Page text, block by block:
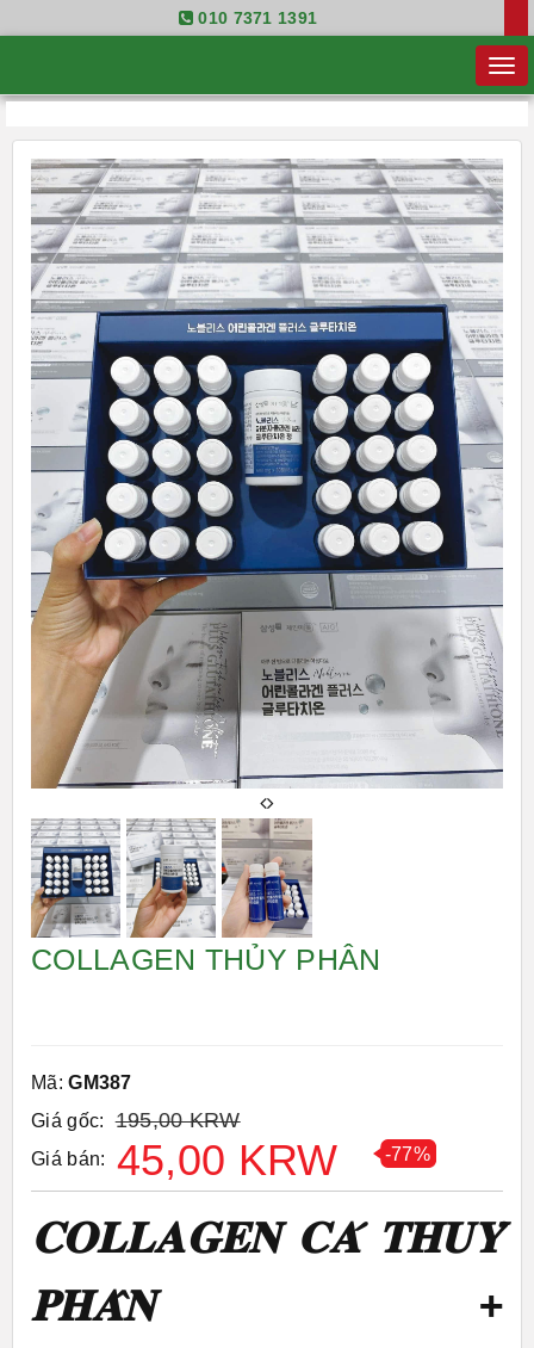
010 7371 1391
COLLAGEN THỦY PHÂN
Mã:GM387
Giá gốc:
195,00 KRW
Giá bán: 45,00 KRW -77%
𝐂𝐎𝐋𝐋𝐀𝐆𝐄𝐍 𝐂𝐀́ 𝐓𝐇𝐔𝐘̉
𝐏𝐇𝐀̂𝐍 +